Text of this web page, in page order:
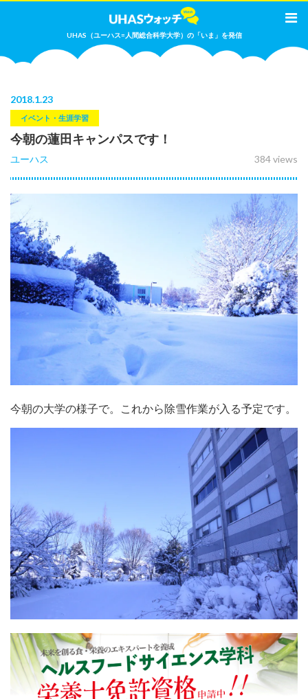
UHAS（ユーハス=人間総合科学大学）の「いま」を発信
2018.1.23
イベント・生涯学習
今朝の蓮田キャンパスです！
384 views
ユーハス
今朝の大学の様子で。これから除雪作業が入る予定です。